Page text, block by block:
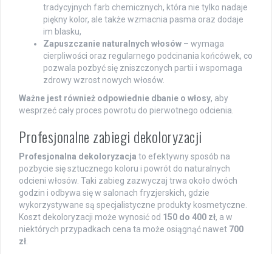
tradycyjnych farb chemicznych, która nie tylko nadaje
piękny kolor, ale także wzmacnia pasma oraz dodaje
im blasku,
Zapuszczanie naturalnych włosów – wymaga
cierpliwości oraz regularnego podcinania końcówek, co
pozwala pozbyć się zniszczonych partii i wspomaga
zdrowy wzrost nowych włosów.
Ważne jest również odpowiednie dbanie o włosy, aby
wesprzeć cały proces powrotu do pierwotnego odcienia.
Profesjonalne zabiegi dekoloryzacji
Profesjonalna dekoloryzacja to efektywny sposób na
pozbycie się sztucznego koloru i powrót do naturalnych
odcieni włosów. Taki zabieg zazwyczaj trwa około dwóch
godzin i odbywa się w salonach fryzjerskich, gdzie
wykorzystywane są specjalistyczne produkty kosmetyczne.
Koszt dekoloryzacji może wynosić od 150 do 400 zł, a w
niektórych przypadkach cena ta może osiągnąć nawet 700
zł